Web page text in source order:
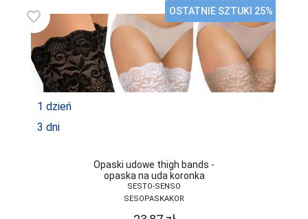
favorite_border OSTATNIE SZTUKI 25%
1 dzień
3 dni
Opaski udowe thigh bands -
opaska na uda koronka
SESTO-SENSO
SESOPASKAKOR